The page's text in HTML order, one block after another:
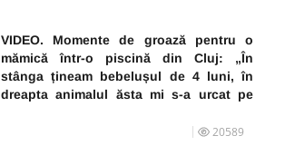
VIDEO. Momente de groază pentru o
mămică într-o piscină din Cluj: „În
stânga țineam bebelușul de 4 luni, în
dreapta animalul ăsta mi s-a urcat pe
20589